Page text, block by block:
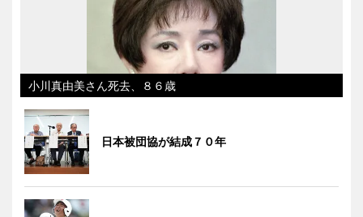
小川真由美さん死去、８６歳
日本被団協が結成７０年